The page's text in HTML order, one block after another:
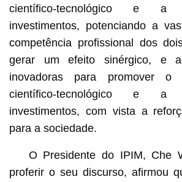
científico-tecnológico e a
investimentos, potenciando a
competência profissional dos
gerar um efeito sinérgico, e
inovadoras para promover o
científico-tecnológico e a
investimentos, com vista a
para a sociedade.
O Presidente do IPIM, Che
proferir o seu discurso, afirmou